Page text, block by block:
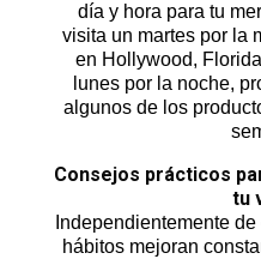
día y hora para tu
visita un martes por la
en Hollywood,
lunes por la noche,
algunos de los
Consejos prácticos
tu
Independientemente
hábitos mejoran